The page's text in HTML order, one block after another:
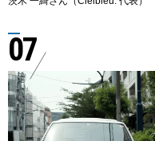
07